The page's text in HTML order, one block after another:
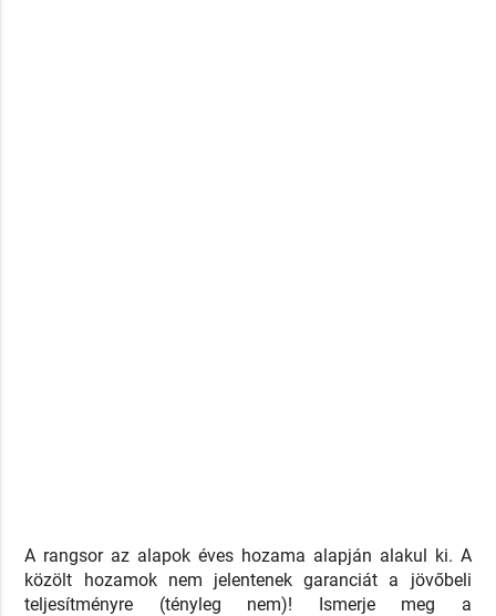
A rangsor az alapok éves hozama alapján alakul ki. A
közölt hozamok nem jelentenek garanciát a jövőbeli
teljesítményre (tényleg nem)! Ismerje meg a